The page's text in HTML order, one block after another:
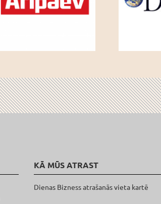
KĀ MŪS ATRAST
Dienas Bizness atrašanās vieta kartē